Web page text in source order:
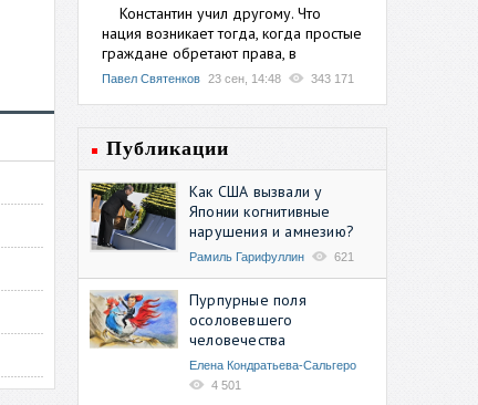
Константин учил другому. Что
нация возникает тогда, когда простые
граждане обретают права, в
Павел Святенков 23 сен, 14:48 343 171
Публикации
Как США вызвали у
Японии когнитивные
нарушения и амнезию?
Рамиль Гарифуллин 621
Пурпурные поля
осоловевшего
человечества
Елена Кондратьева-Сальгеро
4 501